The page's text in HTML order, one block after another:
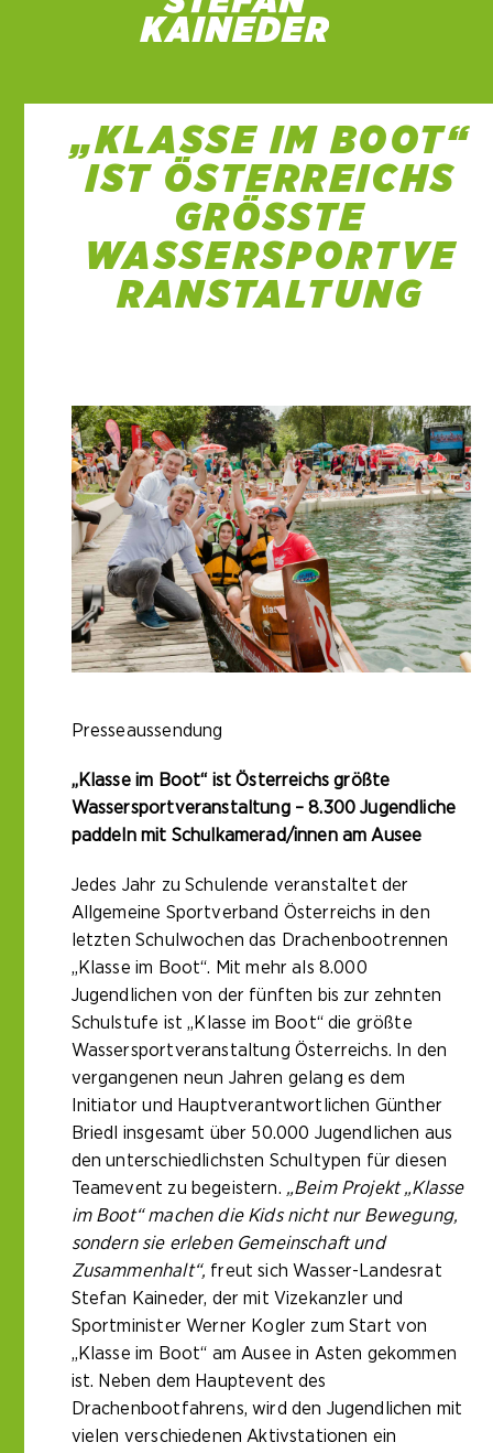
„KLASSE IM BOOT“
IST ÖSTERREICHS
GRÖSSTE W
ASSERSPORTVER
ANSTALTUNG
Presseaussendung
„Klasse im Boot“ ist Österreichs größte
Wassersportveranstaltung – 8.300 Jugendliche
paddeln mit Schulkamerad/innen am Ausee
Jedes Jahr zu Schulende veranstaltet der
Allgemeine Sportverband Österreichs in den
letzten Schulwochen das Drachenbootrennen
„Klasse im Boot“. Mit mehr als 8.000
Jugendlichen von der fünften bis zur zehnten
Schulstufe ist „Klasse im Boot“ die größte
Wassersportveranstaltung Österreichs. In den
vergangenen neun Jahren gelang es dem
Initiator und Hauptverantwortlichen Günther
Briedl insgesamt über 50.000 Jugendlichen aus
den unterschiedlichsten Schultypen für diesen
Teamevent zu begeistern. „Beim Projekt „Klasse
im Boot“ machen die Kids nicht nur Bewegung,
sondern sie erleben Gemeinschaft und
Zusammenhalt“, freut sich Wasser-Landesrat
Stefan Kaineder, der mit Vizekanzler und
Sportminister Werner Kogler zum Start von
„Klasse im Boot“ am Ausee in Asten gekommen
ist. Neben dem Hauptevent des
Drachenbootfahrens, wird den Jugendlichen mit
vielen verschiedenen Aktivstationen ein